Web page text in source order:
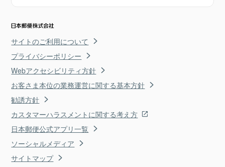
サイトのご利用について
プライバシーポリシー
Webアクセシビリティ方針
お客さま本位の業務運営に関する基本方針
勧誘方針
カスタマーハラスメントに関する考え方
日本郵便公式アプリ一覧
ソーシャルメディア
サイトマップ